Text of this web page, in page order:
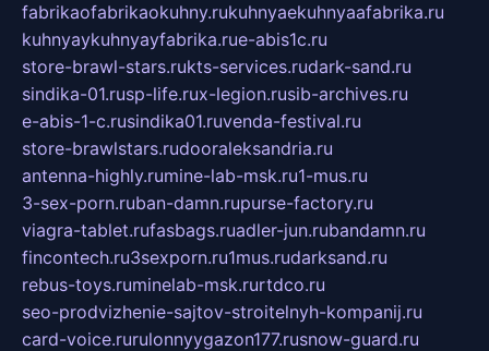
fabrikaofabrikaokuhny.rukuhnyaekuhnyaafabrika.ru
kuhnyaykuhnyayfabrika.rue-abis1c.ru
store-brawl-stars.rukts-services.rudark-sand.ru
sindika-01.rusp-life.rux-legion.rusib-archives.ru
e-abis-1-c.rusindika01.ruvenda-festival.ru
store-brawlstars.rudooraleksandria.ru
antenna-highly.rumine-lab-msk.ru1-mus.ru
3-sex-porn.ruban-damn.rupurse-factory.ru
viagra-tablet.rufasbags.ruadler-jun.rubandamn.ru
fincontech.ru3sexporn.ru1mus.rudarksand.ru
rebus-toys.ruminelab-msk.rurtdco.ru
seo-prodvizhenie-sajtov-stroitelnyh-kompanij.ru
card-voice.rurulonnyygazon177.rusnow-guard.ru